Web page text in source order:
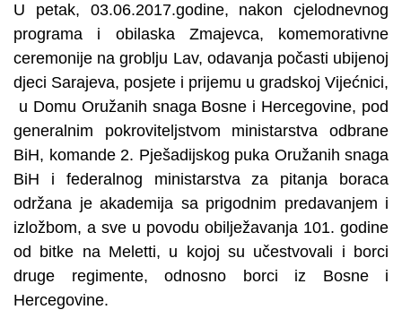
U petak, 03.06.2017.godine, nakon cjelodnevnog
programa i obilaska Zmajevca, komemorativne
ceremonije na groblju Lav, odavanja počasti ubijenoj
djeci Sarajeva, posjete i prijemu u gradskoj Vijećnici,
u Domu Oružanih snaga Bosne i Hercegovine, pod
generalnim pokroviteljstvom ministarstva odbrane
BiH, komande 2. Pješadijskog puka Oružanih snaga
BiH i federalnog ministarstva za pitanja boraca
održana je akademija sa prigodnim predavanjem i
izložbom, a sve u povodu obilježavanja 101. godine
od bitke na Meletti, u kojoj su učestvovali i borci
druge regimente, odnosno borci iz Bosne i
Hercegovine.